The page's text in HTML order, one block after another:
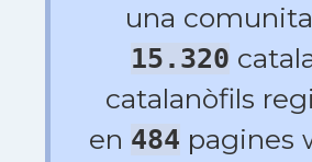
una
15.320
catalanòfils
en 484 pagines